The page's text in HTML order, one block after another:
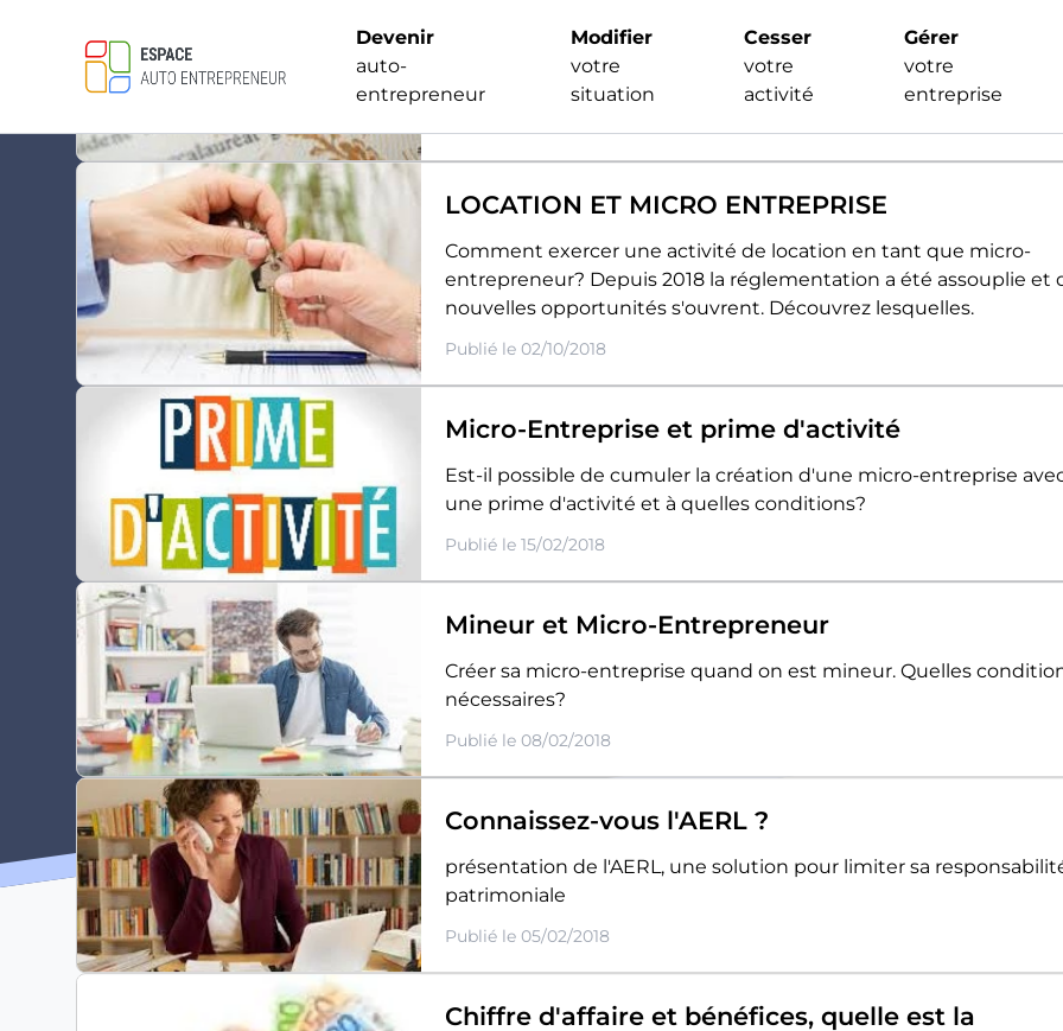
Devenir
auto-
entrepreneur
Modifier
votre
situation
Cesser
votre
activité
Gérer
votre
entreprise
Actualités auto-entrepreneur & Micro-
Catégorie "Informations
Un diplôme est-il nécessaire pour devenir micro entrepreneur ?
n'est pas toujours le cas même s'il vaut mieux posséder des
compétences reconnues. Plus d'informations dans cet article.
LOCATION ET MICRO ENTREPRISE
Comment exercer une activité de location en tant que micro-
entrepreneur? Depuis 2018 la réglementation a été assouplie et
nouvelles opportunités s'ouvrent. Découvrez lesquelles.
Publié le 02/10/2018
Micro-Entreprise et prime d'activité
Est-il possible de cumuler la création d'une micro-entreprise
une prime d'activité et à quelles conditions?
Publié le 15/02/2018
Mineur et Micro-Entrepreneur
Créer sa micro-entreprise quand on est mineur. Quelles
nécessaires?
Publié le 08/02/2018
Connaissez-vous l'AERL ?
présentation de l'AERL, une solution pour limiter sa
patrimoniale
Publié le 05/02/2018
Chiffre d'affaire et bénéfices, quelle est la